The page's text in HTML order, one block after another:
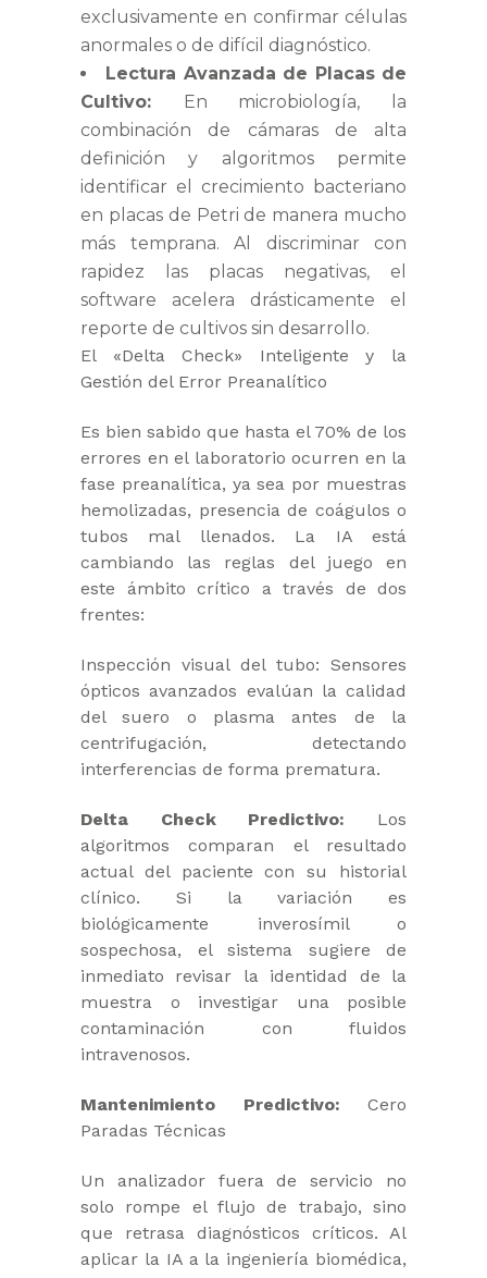
exclusivamente en confirmar células
anormales o de difícil diagnóstico.
Lectura Avanzada de Placas de
Cultivo: En microbiología, la
combinación de cámaras de alta
definición y algoritmos permite
identificar el crecimiento bacteriano
en placas de Petri de manera mucho
más temprana. Al discriminar con
rapidez las placas negativas, el
software acelera drásticamente el
reporte de cultivos sin desarrollo.
El «Delta Check» Inteligente y la
Gestión del Error Preanalítico
Es bien sabido que hasta el 70% de los
errores en el laboratorio ocurren en la
fase preanalítica, ya sea por muestras
hemolizadas, presencia de coágulos o
tubos mal llenados. La IA está
cambiando las reglas del juego en
este ámbito crítico a través de dos
frentes:
Inspección visual del tubo: Sensores
ópticos avanzados evalúan la calidad
del suero o plasma antes de la
centrifugación, detectando
interferencias de forma prematura.
Delta Check Predictivo: Los
algoritmos comparan el resultado
actual del paciente con su historial
clínico. Si la variación es
biológicamente inverosímil o
sospechosa, el sistema sugiere de
inmediato revisar la identidad de la
muestra o investigar una posible
contaminación con fluidos
intravenosos.
Mantenimiento Predictivo: Cero
Paradas Técnicas
Un analizador fuera de servicio no
solo rompe el flujo de trabajo, sino
que retrasa diagnósticos críticos. Al
aplicar la IA a la ingeniería biomédica,